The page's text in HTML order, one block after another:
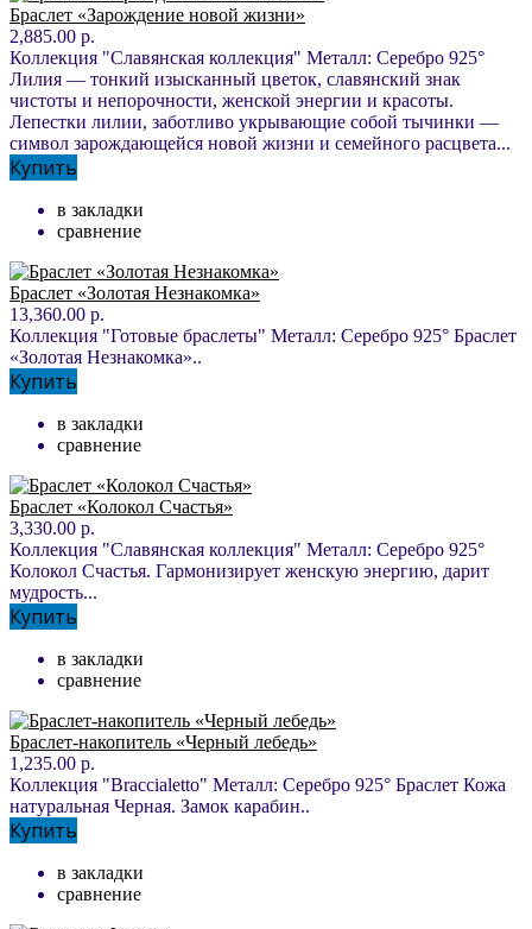
Браслет «Зарождение новой жизни»
2,885.00 р.
Коллекция "Славянская коллекция" Металл: Серебро 925°
Лилия — тонкий изысканный цветок, славянский знак
чистоты и непорочности, женской энергии и красоты.
Лепестки лилии, заботливо укрывающие собой тычинки —
символ зарождающейся новой жизни и семейного расцвета...
Купить
в закладки
сравнение
Браслет «Золотая Незнакомка»
13,360.00 р.
Коллекция "Готовые браслеты" Металл: Серебро 925° Браслет
«Золотая Незнакомка»..
Купить
в закладки
сравнение
Браслет «Колокол Счастья»
3,330.00 р.
Коллекция "Славянская коллекция" Металл: Серебро 925°
Колокол Счастья. Гармонизирует женскую энергию, дарит
мудрость...
Купить
в закладки
сравнение
Браслет-накопитель «Черный лебедь»
1,235.00 р.
Коллекция "Braccialetto" Металл: Серебро 925° Браслет Кожа
натуральная Черная. Замок карабин..
Купить
в закладки
сравнение